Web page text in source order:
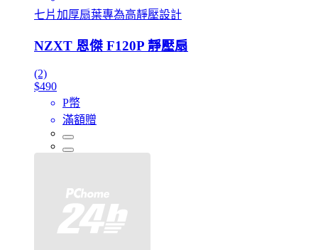
七片加厚扇葉專為高靜壓設計
NZXT 恩傑 F120P 靜壓扇
(2)
$490
P幣
滿額贈